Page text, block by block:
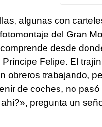
algunas con
del Gran
desde
Felipe. El
obreros trabajando,
de coches, no
pregunta un